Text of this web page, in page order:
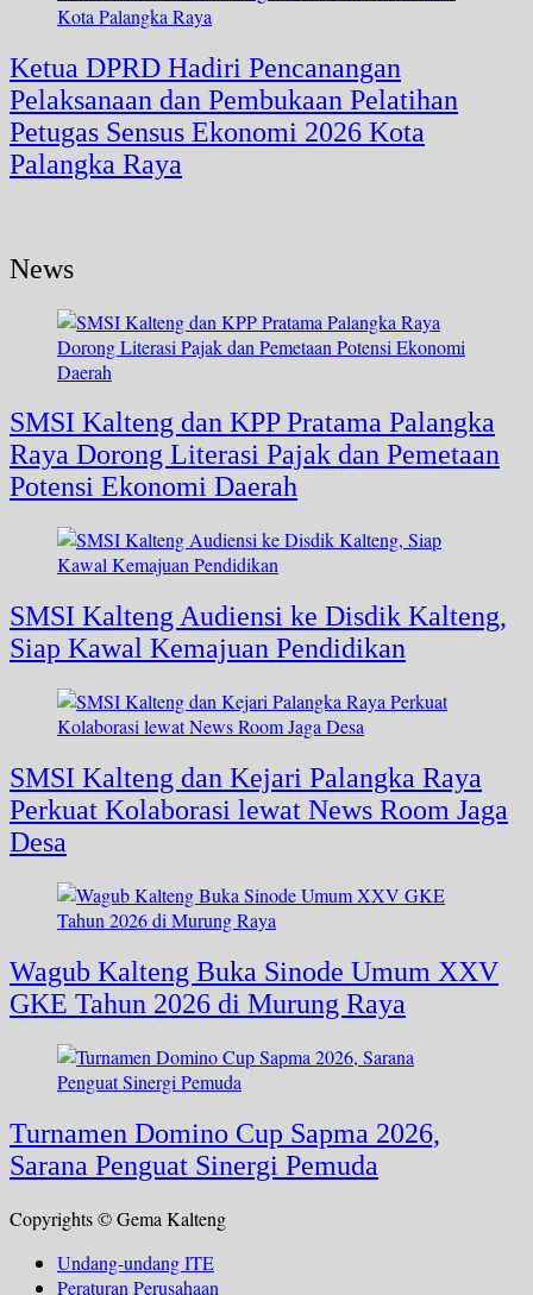
Ketua DPRD Hadiri Pencanangan
Pelaksanaan dan Pembukaan Pelatihan
Petugas Sensus Ekonomi 2026 Kota
Palangka Raya
News
SMSI Kalteng dan KPP Pratama Palangka
Raya Dorong Literasi Pajak dan Pemetaan
Potensi Ekonomi Daerah
SMSI Kalteng Audiensi ke Disdik Kalteng,
Siap Kawal Kemajuan Pendidikan
SMSI Kalteng dan Kejari Palangka Raya
Perkuat Kolaborasi lewat News Room Jaga
Desa
Wagub Kalteng Buka Sinode Umum XXV
GKE Tahun 2026 di Murung Raya
Turnamen Domino Cup Sapma 2026,
Sarana Penguat Sinergi Pemuda
Copyrights © Gema Kalteng
Undang-undang ITE
Peraturan Perusahaan